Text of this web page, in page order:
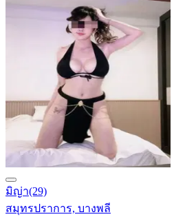
มิญ่า(29)
สมุทรปราการ, บางพลี